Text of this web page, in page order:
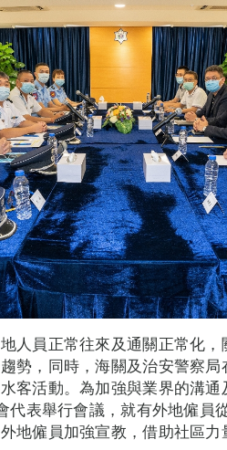
人員正常往來及通關正常化
勢，同時，海關及治安警察
客活動。為加強與業界的溝
代表舉行會議，就有外地僱員
地僱員加強宣教，借助社區力